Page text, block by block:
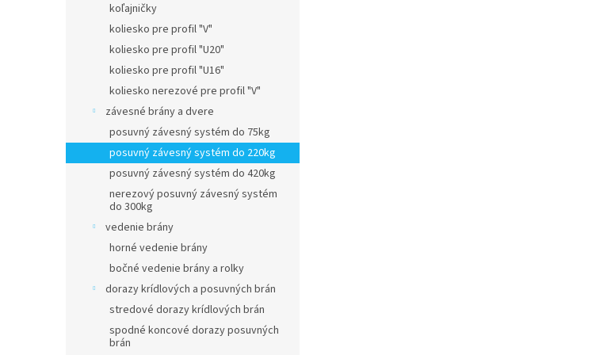
koľajničky
koliesko pre profil "V"
koliesko pre profil "U20"
koliesko pre profil "U16"
koliesko nerezové pre profil "V"
závesné brány a dvere
posuvný závesný systém do 75kg
posuvný závesný systém do 220kg
posuvný závesný systém do 420kg
nerezový posuvný závesný systém
do 300kg
vedenie brány
horné vedenie brány
bočné vedenie brány a rolky
dorazy krídlových a posuvných brán
stredové dorazy krídlových brán
spodné koncové dorazy posuvných
brán